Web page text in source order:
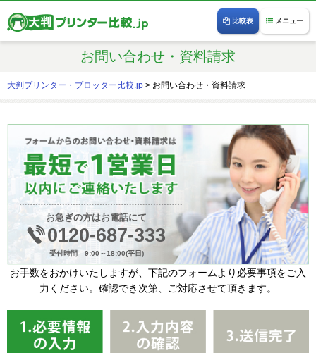
メニュー
比較表
お問い合わせ・資料請求
大判プリンター・プロッター比較.jp > お問い合わせ・資料請求
お急ぎの方はお電話にて
0120-687-333
受付時間 9:00～18:00(平日)
お手数をおかけいたしますが、下記のフォームより必要事項をご入
力ください。確認でき次第、ご対応させて頂きます。